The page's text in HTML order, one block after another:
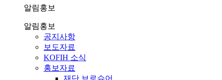
알림홍보
알림홍보
공지사항
보도자료
KOFIH 소식
홍보자료
재단 브로슈어